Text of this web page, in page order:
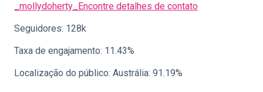
_mollydoherty_ Encontre detalhes de contato
Seguidores: 128k
Taxa de engajamento: 11.43%
Localização do público: Austrália: 91.19%